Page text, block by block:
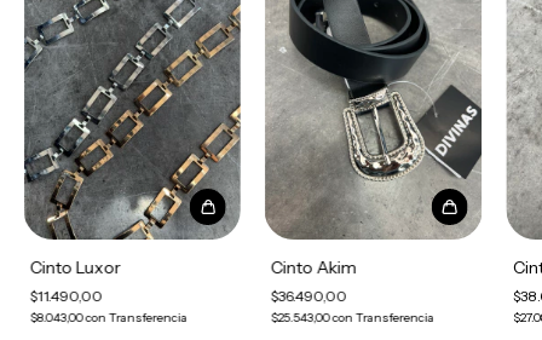
Cinto Luxor
$11.490,00
$8.043,00con Transferencia
Cinto Akim
$36.490,00
$25.543,00con Transferencia